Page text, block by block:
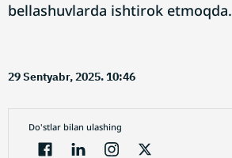
bellashuvlarda ishtirok etmoqda.
29 Sentyabr, 2025. 10:46
Do'stlar bilan ulashing